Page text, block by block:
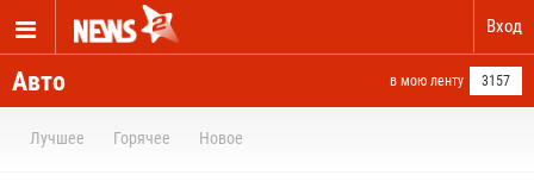
Вход
Авто в мою ленту 3157
Лучшее Горячее Новое